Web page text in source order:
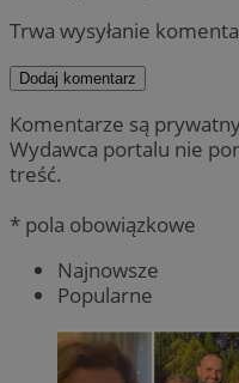
Trwa wysyłanie
Dodaj komentarz
Komentarze są
Wydawca portalu nie
treść.
* pola obowiązkowe
Najnowsze
Popularne